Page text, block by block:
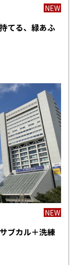
NEW
てる、緑あふ
NEW
ブカル＋洗練